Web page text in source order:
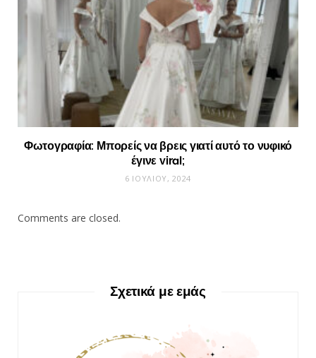
Φωτογραφία: Μπορείς να βρεις γιατί αυτό το νυφικό
έγινε viral;
6 ΙΟΥΛΊΟΥ, 2024
Comments are closed.
Σχετικά με εμάς